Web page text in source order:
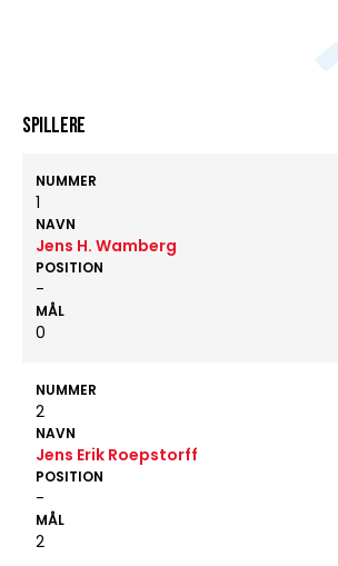
Spillere
NUMMER
1
NAVN
Jens H. Wamberg
POSITION
-
MÅL
0
NUMMER
2
NAVN
Jens Erik Roepstorff
POSITION
-
MÅL
2